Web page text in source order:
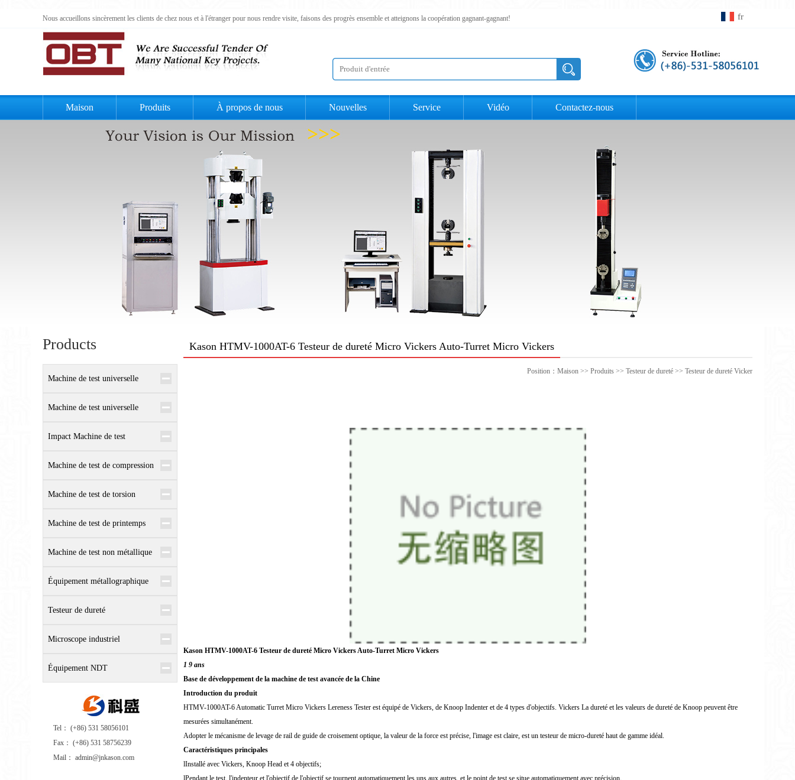
Nous accueillons sincèrement les clients de chez nous et à l'étranger pour nous rendre visite, faisons des progrès ensemble et atteignons la coopération gagnant-gagnant! fr
Maison Produits À propos de nous Nouvelles Service Vidéo Contactez-nous
Products
Machine de test universelle
électronique
Machine de test universelle
hydraulique
Impact Machine de test
Machine de test de compression
Machine de test de torsion
Machine de test de printemps
Machine de test non métallique
Équipement métallographique
Testeur de dureté
Microscope industriel
Équipement NDT
Tel： (+86) 531 58056101
Fax： (+86) 531 58756239
Mail： admin@jnkason.com
Kason HTMV-1000AT-6 Testeur de dureté Micro Vickers Auto-Turret Micro Vickers
Position： Maison >> Produits >> Testeur de dureté >> Testeur de dureté Vicker
Kason HTMV-1000AT-6 Testeur de dureté Micro Vickers Auto-Turret Micro Vickers
1 9 ans
Base de développement de la machine de test avancée de la Chine
Introduction du produit
HTMV-1000AT-6 Automatic Turret Micro Vickers Lereness Tester est équipé de Vickers, de Knoop Indenter et de 4 types d'objectifs. Vickers La dureté et les valeurs de dureté de Knoop peuvent être
mesurées simultanément.
Adopter le mécanisme de levage de rail de guide de croisement optique, la valeur de la force est précise, l'image est claire, est un testeur de micro-dureté haut de gamme idéal.
Caractéristiques principales
lInstallé avec Vickers, Knoop Head et 4 objectifs;
lPendant le test, l'indenteur et l'objectif de l'objectif se tournent automatiquement les uns aux autres, et le point de test se situe automatiquement avec précision.